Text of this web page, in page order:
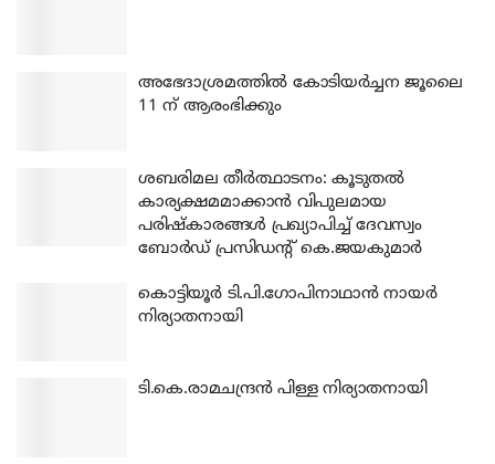
അഭേദാശ്രമത്തില്‍ കോടിയര്‍ച്ചന ജൂലൈ
11 ന് ആരംഭിക്കും
ശബരിമല തീര്‍ത്ഥാടനം: കൂടുതല്‍
കാര്യക്ഷമമാക്കാന്‍ വിപുലമായ
പരിഷ്‌കാരങ്ങള്‍ പ്രഖ്യാപിച്ച് ദേവസ്വം
ബോര്‍ഡ് പ്രസിഡന്റ് കെ.ജയകുമാര്‍
കൊട്ടിയൂര്‍ ടി.പി.ഗോപിനാഥാന്‍ നായര്‍
നിര്യാതനായി
ടി.കെ.രാമചന്ദ്രന്‍ പിള്ള നിര്യാതനായി